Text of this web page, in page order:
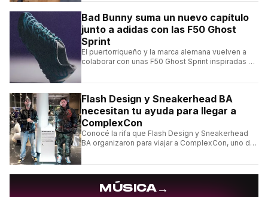
Bad Bunny suma un nuevo capítulo
junto a adidas con las F50 Ghost
Sprint
El puertorriqueño y la marca alemana vuelven a
colaborar con unas F50 Ghost Sprint inspiradas en
Flash Design y Sneakerhead BA
necesitan tu ayuda para llegar a
ComplexCon
Conocé la rifa que Flash Design y Sneakerhead
BA organizaron para viajar a ComplexCon, uno de
MÚSICA→